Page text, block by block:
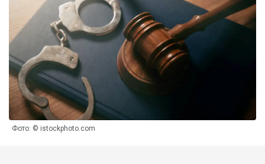
Фото: © istockphoto.com